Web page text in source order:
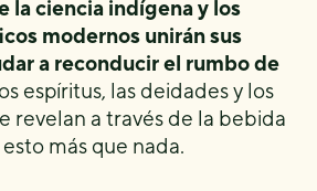
la ciencia indígena y los
modernos unirán sus
a reconducir el rumbo de
espíritus, las deidades y los
revelan a través de la bebida
más que nada.